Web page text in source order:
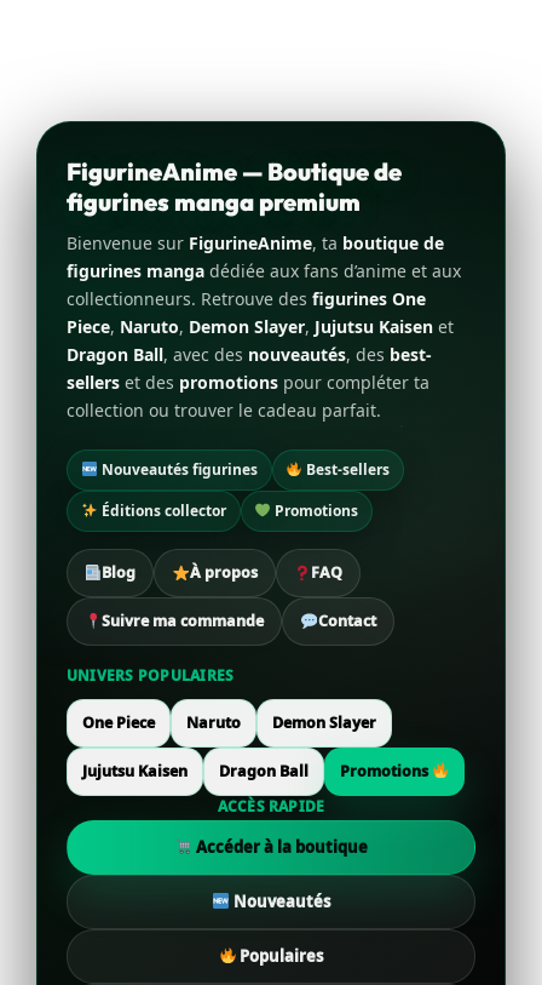
FigurineAnime — Boutique de
figurines manga premium
Bienvenue sur FigurineAnime, ta boutique de
figurines manga dédiée aux fans d’anime et aux
collectionneurs. Retrouve des figurines One
Piece, Naruto, Demon Slayer, Jujutsu Kaisen et
Dragon Ball, avec des nouveautés, des best-
sellers et des promotions pour compléter ta
collection ou trouver le cadeau parfait.
Nouveautés figurines
Best-sellers
Éditions collector
Promotions
Blog À propos FAQ
Suivre ma commande Contact
UNIVERS POPULAIRES
One Piece Naruto Demon Slayer
Jujutsu Kaisen Dragon Ball
Promotions
ACCÈS RAPIDE
Accéder à la boutique
Nouveautés
Populaires